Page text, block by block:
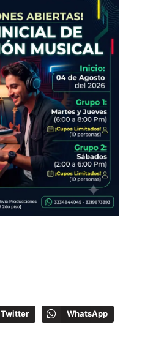
Twitter WhatsApp